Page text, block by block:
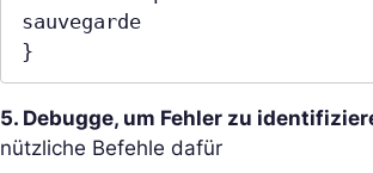
sauvegarde
}
5. Debugge, um Fehler zu
nützliche Befehle dafür